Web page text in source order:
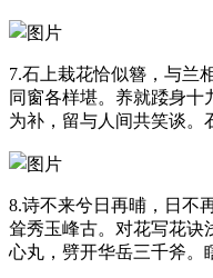
7.石上栽花恰似簪，与兰
同窗各样堪。养就踒身十
为补，留与人间共笑谈。
8.诗不来兮日再晡，日不
耸秀玉峰古。对花写花诀
心丸，劈开华岳三千斧。